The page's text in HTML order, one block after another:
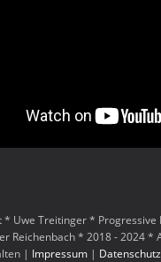
* Uwe Treitinger * Progressive
Reichenbach * 2018 - 2024 *
| Impressum| Datenschutz